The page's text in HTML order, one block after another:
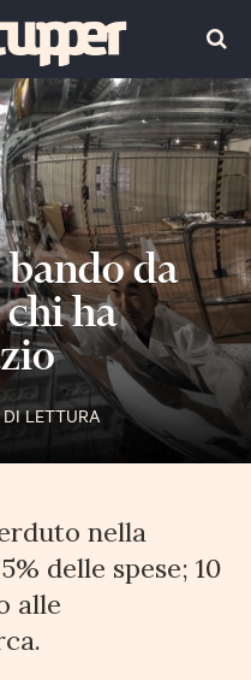
da
ha
LETTURA
nella
delle spese; 10
alle